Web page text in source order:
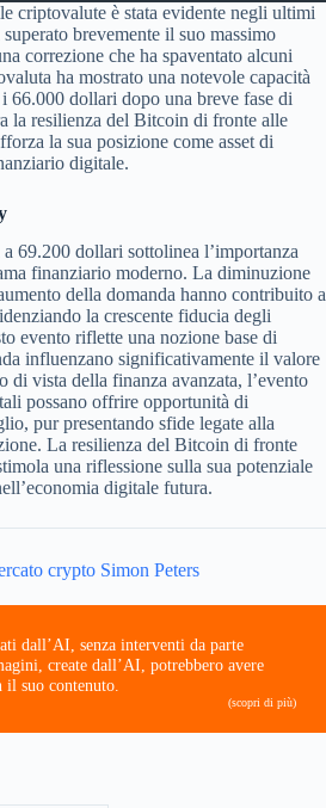
criptovalute è stata evidente negli ultimi
brevemente il suo massimo
correzione che ha spaventato alcuni
ha mostrato una notevole capacità
66.000 dollari dopo una breve fase di
la resilienza del Bitcoin di fronte alle
la sua posizione come asset di
digitale.
69.200 dollari sottolinea l’importanza
finanziario moderno. La diminuzione
della domanda hanno contribuito a
la crescente fiducia degli
evento riflette una nozione base di
influenzano significativamente il valore
di vista della finanza avanzata, l’evento
possano offrire opportunità di
pur presentando sfide legate alla
La resilienza del Bitcoin di fronte
una riflessione sulla sua potenziale
digitale futura.
crypto Simon Peters
dall’AI, senza interventi da parte
create dall’AI, potrebbero avere
il suo contenuto.
(scopri di più)